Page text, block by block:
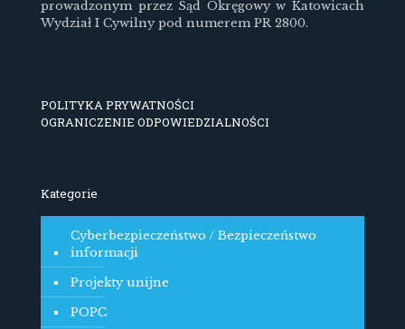
prowadzonym przez Sąd Okręgowy w Katowicach
Wydział I Cywilny pod numerem PR 2800.
POLITYKA PRYWATNOŚCI
OGRANICZENIE ODPOWIEDZIALNOŚCI
Kategorie
Cyberbezpieczeństwo / Bezpieczeństwo
informacji
Projekty unijne
POPC